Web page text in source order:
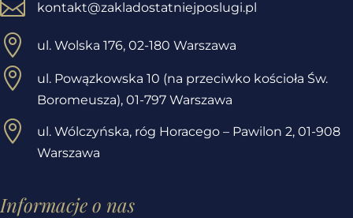
 kontakt@zakladostatniejposlugi.pl
 ul. Wolska 176, 02-180 Warszawa

ul. Powązkowska 10 (na przeciwko kościoła Św.
Boromeusza), 01-797 Warszawa
 ul. Wólczyńska, róg Horacego – Pawilon 2, 01-908
Warszawa
Informacje o nas